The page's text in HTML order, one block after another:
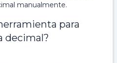
manualmente.
para
decimal?